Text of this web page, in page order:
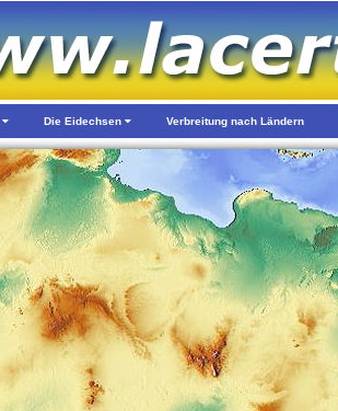
Die Eidechsen Verbreitung nach Ländern